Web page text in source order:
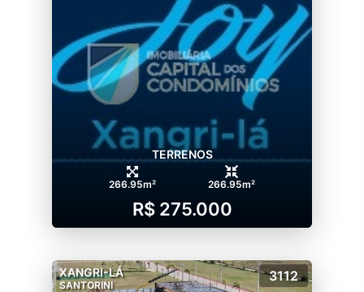
TERRENOS
266.95m² 266.95m²
R$ 275.000
XANGRI-LÁ
SANTORINI
3112